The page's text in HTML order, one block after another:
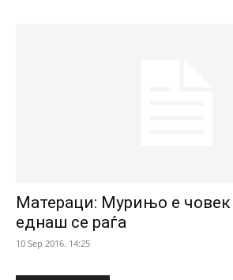
Матераци: Мурињо е
еднаш се раѓа
10 Sep 2016. 14:25